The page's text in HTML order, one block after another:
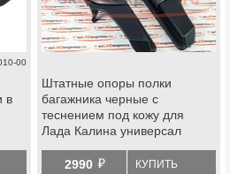
00
в
Штатные опоры полки
багажника черные с
теснением под кожу для
Лада Калина универсал
2990 й КУПИТЬ